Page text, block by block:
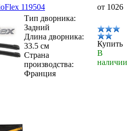
119504
от 1026
Тип дворника:
Задний
Длина дворника:
33.5 см
Страна
производства:
Франция
Купить
В
наличии